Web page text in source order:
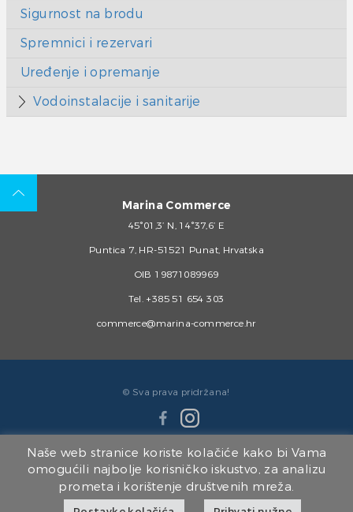
Sigurnost na brodu
Spremnici i rezervari
Uređenje i opremanje
Vodoinstalacije i sanitarije
Marina Commerce
45°01,3’ N, 14°37,6’ E
Puntica 7, HR-51521 Punat, Hrvatska
OIB 19871089969
Tel. +385 51 654 303
commerce@marina-commerce.hr
© Sva prava pridržana!
Članice Marina Punat Grupe:
Naše web stranice koriste kolačiće kako bi Vama
omogućili najbolje korisničko iskustvo, za analizu
prometa i korištenje društvenih mreža.